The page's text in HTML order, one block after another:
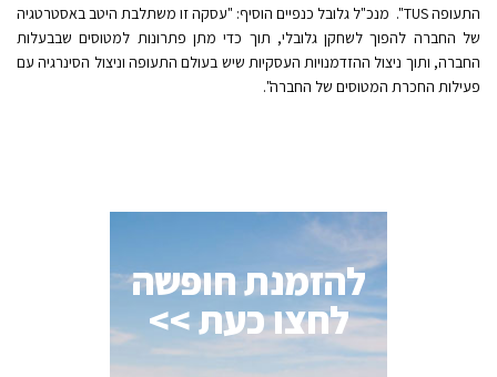
התעופה TUS". מנכ"ל גלובל כנפיים הוסיף: "עסקה זו משתלבת היטב באסטרטגיה
של החברה להפוך לשחקן גלובלי, תוך כדי מתן פתרונות למטוסים שבבעלות
החברה, ותוך ניצול ההזדמנויות העסקיות שיש בעולם התעופה וניצול הסינרגיה עם
פעילות החכרת המטוסים של החברה".
להזמנת חופשה
לחצו כעת >>